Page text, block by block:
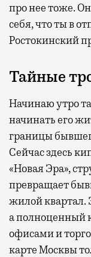
про нее тоже.
себя, что ты в
Ростокинский
Тайные
Начинаю утро
начинать его
границы
Сейчас здесь
«Новая Эра»,
превращает
жилой квартал.
а полноценный
офисами и
карте Москвы